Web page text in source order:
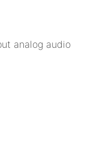
analog audio